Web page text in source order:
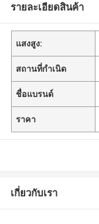
รายละเอียดสินค้า
แสงสูง:
สถานที่กำเนิด
ชื่อแบรนด์
ราคา
เกี่ยวกับเรา